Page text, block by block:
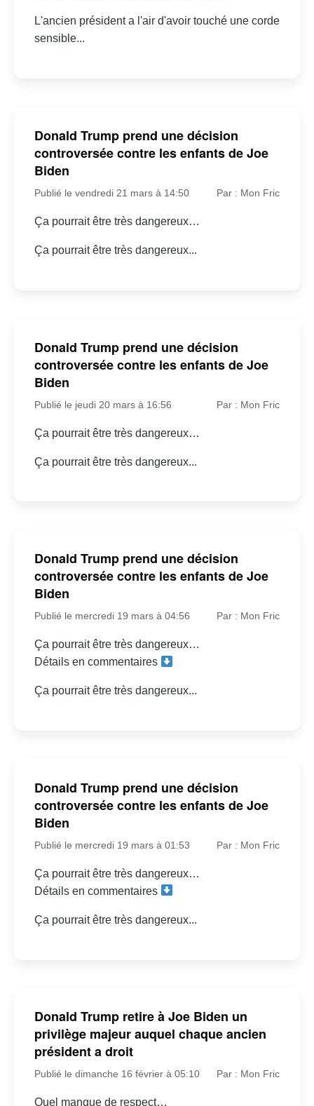
L'ancien président a l'air d'avoir touché une corde
sensible...
Donald Trump prend une décision
controversée contre les enfants de Joe
Biden
Publié le vendredi 21 mars à 14:50 Par : Mon Fric
Ça pourrait être très dangereux…
Ça pourrait être très dangereux...
Donald Trump prend une décision
controversée contre les enfants de Joe
Biden
Publié le jeudi 20 mars à 16:56 Par : Mon Fric
Ça pourrait être très dangereux…
Ça pourrait être très dangereux...
Donald Trump prend une décision
controversée contre les enfants de Joe
Biden
Publié le mercredi 19 mars à 04:56 Par : Mon Fric
Ça pourrait être très dangereux…
Détails en commentaires
Ça pourrait être très dangereux...
Donald Trump prend une décision
controversée contre les enfants de Joe
Biden
Publié le mercredi 19 mars à 01:53 Par : Mon Fric
Ça pourrait être très dangereux…
Détails en commentaires
Ça pourrait être très dangereux...
Donald Trump retire à Joe Biden un
privilège majeur auquel chaque ancien
président a droit
Publié le dimanche 16 février à 05:10 Par : Mon Fric
Quel manque de respect…